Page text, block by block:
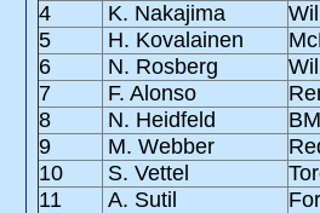
4
K. Nakajima
5
H. Kovalainen
6
N. Rosberg
7
F. Alonso
8
N. Heidfeld
9
M. Webber
10
S. Vettel
11
A. Sutil